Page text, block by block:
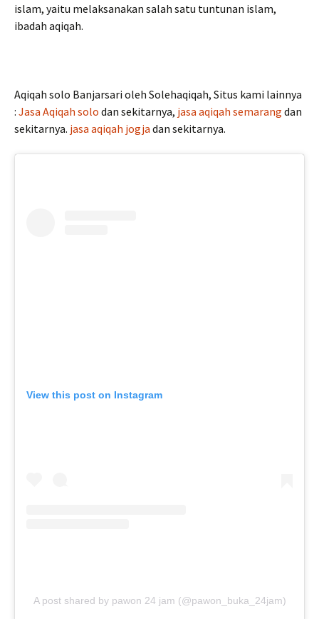
islam, yaitu melaksanakan salah satu tuntunan islam,
ibadah aqiqah.
Aqiqah solo Banjarsari oleh Solehaqiqah, Situs kami lainnya
: Jasa Aqiqah solo dan sekitarnya, jasa aqiqah semarang dan
sekitarnya. jasa aqiqah jogja dan sekitarnya.
View this post on Instagram
A post shared by pawon 24 jam (@pawon_buka_24jam)